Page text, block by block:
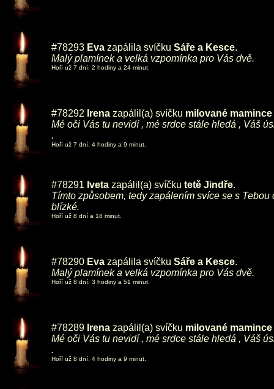
#78293 Eva zapálila svíčku Sáře a Kesce.
Malý plamínek a velká vzpomínka pro Vás dvě.
Hoří už 7 dní, 2 hodiny a 24 minut.
#78292 Irena zapálil(a) svíčku milované
Mé oči Vás tu nevidí , mé srdce stále hledá , Váš
.
Hoří už 7 dní, 4 hodiny a 9 minut.
#78291 Iveta zapálil(a) svíčku tetě Jindře.
Tímto způsobem, tedy zapálením svíce se s
blízké.
Hoří už 8 dní a 18 minut.
#78290 Eva zapálila svíčku Sáře a Kesce.
Malý plamínek a velká vzpomínka pro Vás dvě.
Hoří už 8 dní, 3 hodiny a 51 minut.
#78289 Irena zapálil(a) svíčku milované
Mé oči Vás tu nevidí , mé srdce stále hledá , Váš
.
Hoří už 8 dní, 4 hodiny a 9 minut.